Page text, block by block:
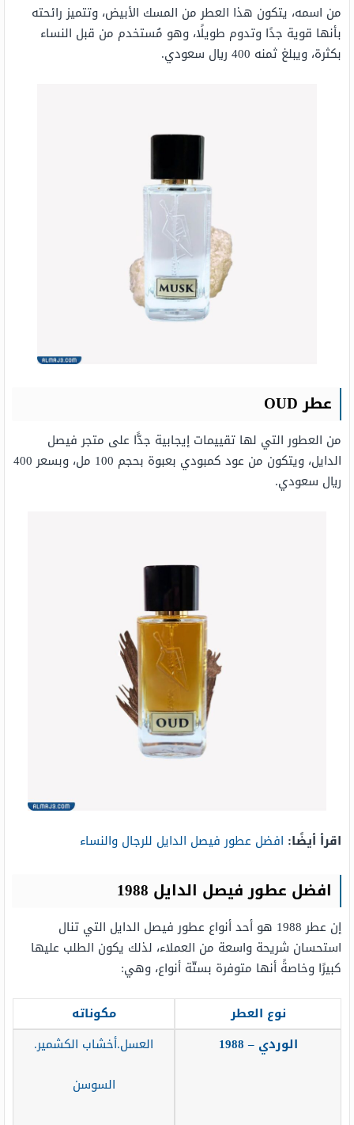
من اسمه، يتكون هذا العطر من المسك الأبيض، وتتميز رائحته
بأنها قوية جدًا وتدوم طويلًا، وهو مُستخدم من قبل النساء
بكثرة، ويبلغ ثمنه 400 ريال سعودي.
عطرOUD
من العطور التي لها تقييمات إيجابية جدًّا على متجر فيصل
الدايل، ويتكون من عود كمبودي بعبوة بحجم 100 مل، وبسعر 400
ريال سعودي.
اقرأ أيضًا: افضل عطور فيصل الدايل للرجال والنساء
افضل عطور فيصل الدايل 1988
إن عطر 1988 هو أحد أنواع عطور فيصل الدايل التي تنال
استحسان شريحة واسعة من العملاء، لذلك يكون الطلب عليها
كبيرًا وخاصةً أنها متوفرة بستّة أنواع، وهي:
نوع العطر
مكوناته
الوردي – 1988
العسل.أخشاب الكشمير.
السوسن